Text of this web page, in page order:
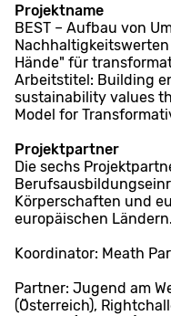
Projektname
BEST – Aufbau von
Nachhaltigkeitswerten
Hände" für
Arbeitstitel: Building
sustainability values
Model for
Projektpartner
Die sechs
Körperschaften und
europäischen Ländern.
Koordinator: Meath
Partner: Jugend am
(Österreich),